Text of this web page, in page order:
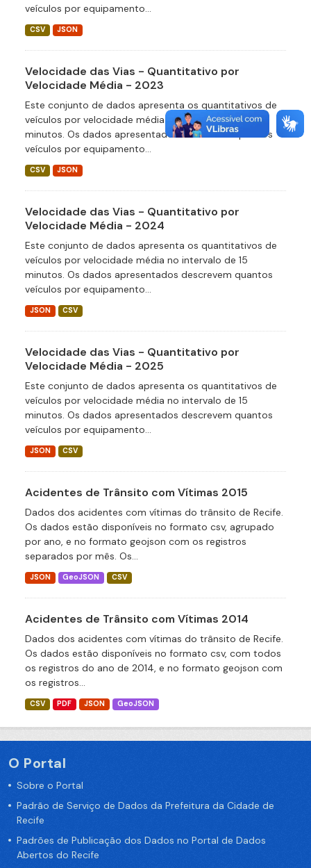
veículos por equipamento...
CSV JSON
Velocidade das Vias - Quantitativo por
Velocidade Média - 2023
Este conjunto de dados apresenta os quantitativos de
veículos por velocidade média no intervalo de 15
minutos. Os dados apresentados descrevem quantos
veículos por equipamento...
CSV JSON
Velocidade das Vias - Quantitativo por
Velocidade Média - 2024
Este conjunto de dados apresenta os quantitativos de
veículos por velocidade média no intervalo de 15
minutos. Os dados apresentados descrevem quantos
veículos por equipamento...
JSON CSV
Velocidade das Vias - Quantitativo por
Velocidade Média - 2025
Este conjunto de dados apresenta os quantitativos de
veículos por velocidade média no intervalo de 15
minutos. Os dados apresentados descrevem quantos
veículos por equipamento...
JSON CSV
Acidentes de Trânsito com Vítimas 2015
Dados dos acidentes com vítimas do trânsito de Recife.
Os dados estão disponíveis no formato csv, agrupado
por ano, e no formato geojson com os registros
separados por mês. Os...
JSON GeoJSON CSV
Acidentes de Trânsito com Vítimas 2014
Dados dos acidentes com vítimas do trânsito de Recife.
Os dados estão disponíveis no formato csv, com todos
os registros do ano de 2014, e no formato geojson com
os registros...
CSV PDF JSON GeoJSON
O Portal
Sobre o Portal
Padrão de Serviço de Dados da Prefeitura da Cidade de
Recife
Padrões de Publicação dos Dados no Portal de Dados
Abertos do Recife